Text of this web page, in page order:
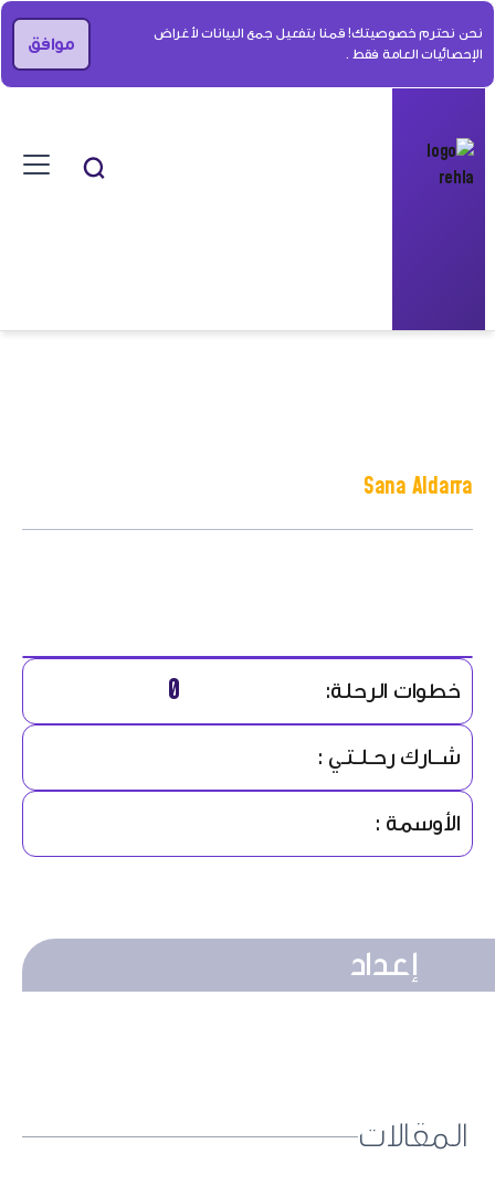
نحن نحترم خصوصيتك! قمنا بتفعيل جمع البيانات لأغراض
الإحصائيات العامة فقط .
موافق
Sana Aldarra
خطوات الرحلة: 0
شــارك رحـلـتـي :
الأوسمة :
إعداد
المقالات